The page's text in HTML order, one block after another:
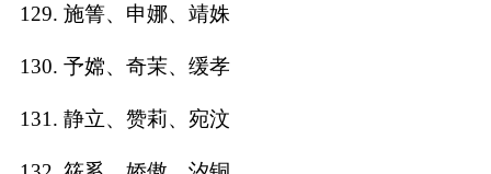
129. 施箐、申娜、靖姝
130. 予嫦、奇茉、缓孝
131. 静立、赞莉、宛汶